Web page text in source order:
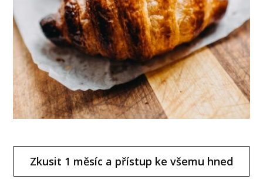
Zkusit 1 měsíc a přístup ke všemu hned